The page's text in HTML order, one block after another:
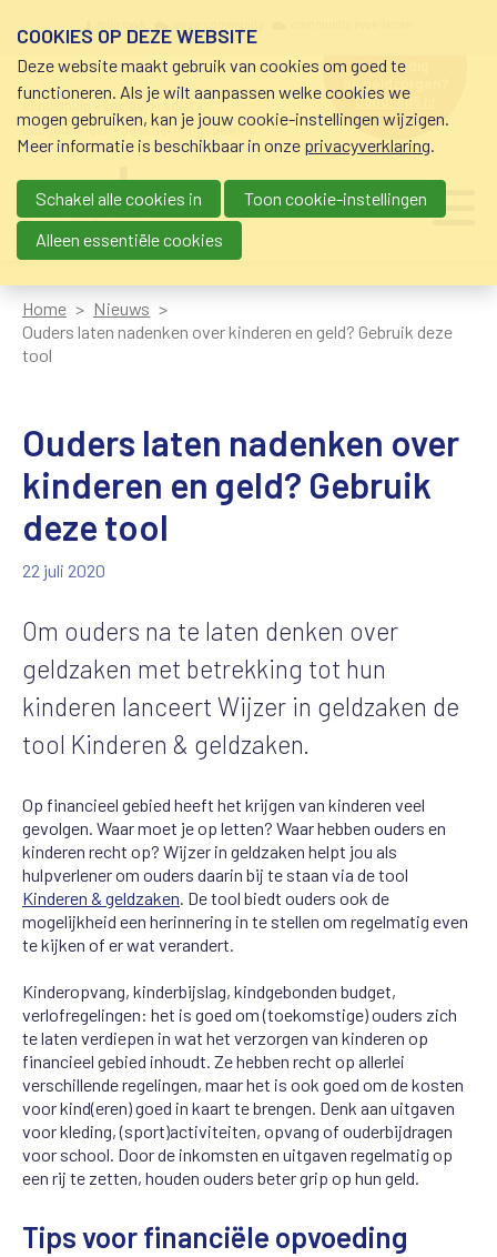
schuldhulp • sociaal krediet •
budgetbeheer • beschermingsbewind
hulp nodig
bij geldzorgen?
0800-8115.nl
Main navigation
Home
Nieuws
Ouders laten nadenken over kinderen en geld? Gebruik deze
tool
Ouders laten nadenken over
kinderen en geld? Gebruik
deze tool
22 juli 2020
Om ouders na te laten denken over
geldzaken met betrekking tot hun
kinderen lanceert Wijzer in geldzaken de
tool Kinderen & geldzaken.
Op financieel gebied heeft het krijgen van kinderen veel
gevolgen. Waar moet je op letten? Waar hebben ouders en
kinderen recht op? Wijzer in geldzaken helpt jou als
hulpverlener om ouders daarin bij te staan via de tool
Kinderen & geldzaken . De tool biedt ouders ook de
mogelijkheid een herinnering in te stellen om regelmatig even
te kijken of er wat verandert.
Kinderopvang, kinderbijslag, kindgebonden budget,
verlofregelingen: het is goed om (toekomstige) ouders zich
te laten verdiepen in wat het verzorgen van kinderen op
financieel gebied inhoudt. Ze hebben recht op allerlei
verschillende regelingen, maar het is ook goed om de kosten
voor kind(eren) goed in kaart te brengen. Denk aan uitgaven
voor kleding, (sport)activiteiten, opvang of ouderbijdragen
voor school. Door de inkomsten en uitgaven regelmatig op
een rij te zetten, houden ouders beter grip op hun geld.
Tips voor financiële opvoeding
COOKIES OP DEZE WEBSITE
Deze website maakt gebruik van cookies om goed te
functioneren. Als je wilt aanpassen welke cookies we
mogen gebruiken, kan je jouw cookie-instellingen wijzigen.
Meer informatie is beschikbaar in onze privacyverklaring.
Schakel alle cookies in
Toon cookie-instellingen
Alleen essentiële cookies